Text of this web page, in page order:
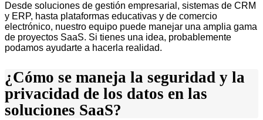
Desde soluciones de gestión empresarial, sistemas de CRM
y ERP, hasta plataformas educativas y de comercio
electrónico, nuestro equipo puede manejar una amplia gama
de proyectos SaaS. Si tienes una idea, probablemente
podamos ayudarte a hacerla realidad.
¿Cómo se maneja la seguridad y la
privacidad de los datos en las
soluciones SaaS?